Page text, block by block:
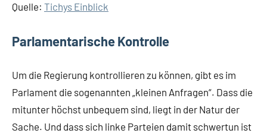
Quelle: Tichys Einblick
Parlamentarische Kontrolle
Um die Regierung kontrollieren zu können, gibt es im
Parlament die sogenannten „kleinen Anfragen“. Dass die
mitunter höchst unbequem sind, liegt in der Natur der
Sache. Und dass sich linke Parteien damit schwertun ist